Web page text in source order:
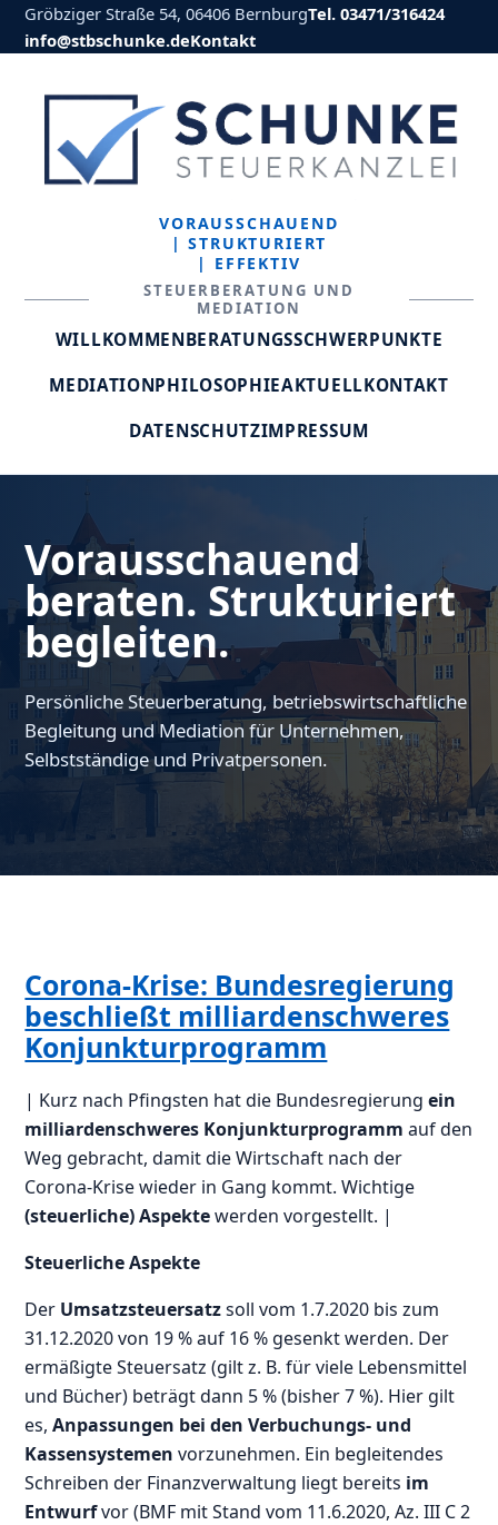
Gröbziger Straße 54, 06406 BernburgTel. 03471/316424
info@stbschunke.deKontakt
VORAUSSCHAUEND
| STRUKTURIERT
| EFFEKTIV
STEUERBERATUNG UND
MEDIATION
WILLKOMMENBERATUNGSSCHWERPUNKTE
MEDIATIONPHILOSOPHIEAKTUELLKONTAKT
DATENSCHUTZIMPRESSUM
Vorausschauend
beraten. Strukturiert
begleiten.
Persönliche Steuerberatung, betriebswirtschaftliche
Begleitung und Mediation für Unternehmen,
Selbstständige und Privatpersonen.
Corona-Krise: Bundesregierung
beschließt milliardenschweres
Konjunkturprogramm
| Kurz nach Pfingsten hat die Bundesregierungein
milliardenschweres Konjunkturprogramm auf den
Weg gebracht, damit die Wirtschaft nach der
Corona-Krise wieder in Gang kommt. Wichtige
(steuerliche) Aspektewerden vorgestellt. |
Steuerliche Aspekte
Der Umsatzsteuersatzsoll vom 1.7.2020 bis zum
31.12.2020 von 19 % auf 16 % gesenkt werden. Der
ermäßigte Steuersatz (gilt z. B. für viele Lebensmittel
und Bücher) beträgt dann 5 % (bisher 7 %). Hier gilt
es,Anpassungen bei den Verbuchungs- und
Kassensystemenvorzunehmen. Ein begleitendes
Schreiben der Finanzverwaltung liegt bereits im
Entwurfvor (BMF mit Stand vom 11.6.2020, Az. III C 2